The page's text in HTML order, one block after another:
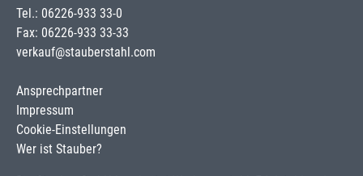
Tel.: 06226-933 33-0
Fax: 06226-933 33-33
verkauf@stauberstahl.com
Ansprechpartner
Impressum
Cookie-Einstellungen
Wer ist Stauber?